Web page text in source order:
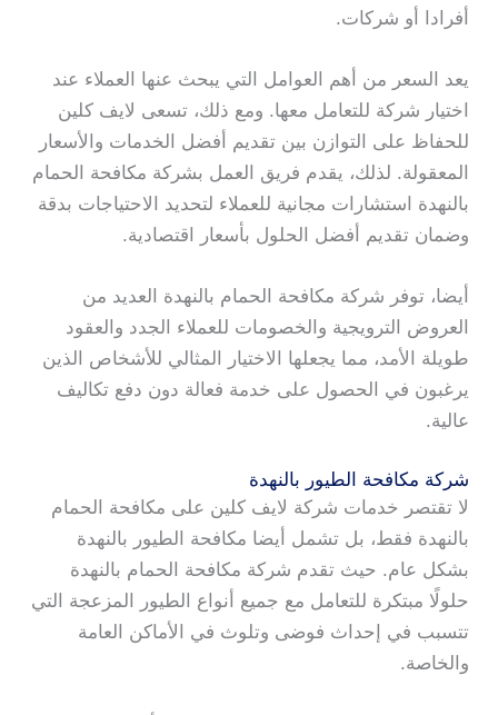
أفرادا أو شركات.
يعد السعر من أهم العوامل التي يبحث عنها العملاء عند
اختيار شركة للتعامل معها. ومع ذلك، تسعى لايف كلين
للحفاظ على التوازن بين تقديم أفضل الخدمات والأسعار
المعقولة. لذلك، يقدم فريق العمل بشركة مكافحة الحمام
بالنهدة استشارات مجانية للعملاء لتحديد الاحتياجات بدقة
وضمان تقديم أفضل الحلول بأسعار اقتصادية.
أيضا، توفر شركة مكافحة الحمام بالنهدة العديد من
العروض الترويجية والخصومات للعملاء الجدد والعقود
طويلة الأمد، مما يجعلها الاختيار المثالي للأشخاص الذين
يرغبون في الحصول على خدمة فعالة دون دفع تكاليف
عالية.
شركة مكافحة الطيور بالنهدة
لا تقتصر خدمات شركة لايف كلين على مكافحة الحمام
بالنهدة فقط، بل تشمل أيضا مكافحة الطيور بالنهدة
بشكل عام. حيث تقدم شركة مكافحة الحمام بالنهدة
حلولًا مبتكرة للتعامل مع جميع أنواع الطيور المزعجة التي
تتسبب في إحداث فوضى وتلوث في الأماكن العامة
والخاصة.